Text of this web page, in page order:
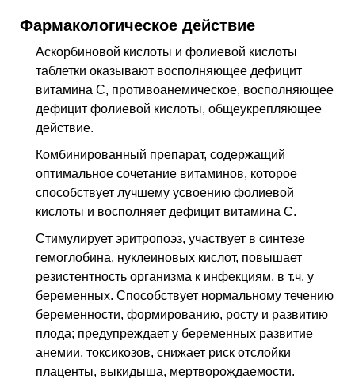
Фармакологическое действие
Аскорбиновой кислоты и фолиевой кислоты
таблетки оказывают восполняющее дефицит
витамина C, противоанемическое, восполняющее
дефицит фолиевой кислоты, общеукрепляющее
действие.
Комбинированный препарат, содержащий
оптимальное сочетание витаминов, которое
способствует лучшему усвоению фолиевой
кислоты и восполняет дефицит витамина С.
Стимулирует эритропоэз, участвует в синтезе
гемоглобина, нуклеиновых кислот, повышает
резистентность организма к инфекциям, в т.ч. у
беременных. Способствует нормальному течению
беременности, формированию, росту и развитию
плода; предупреждает у беременных развитие
анемии, токсикозов, снижает риск отслойки
плаценты, выкидыша, мертворождаемости.